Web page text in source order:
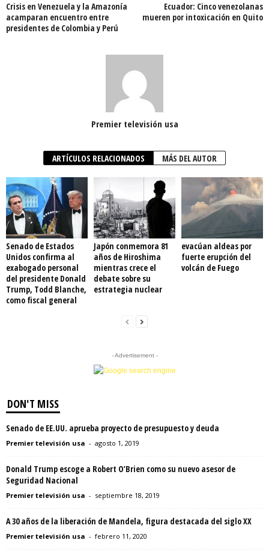
Crisis en Venezuela y la Amazonía
acamparan encuentro entre
presidentes de Colombia y Perú
Ecuador: Cinco venezolanas
mueren por intoxicación en Quito
Premier televisión usa
ARTÍCULOS RELACIONADOS MÁS DEL AUTOR
Senado de Estados
Unidos confirma al
exabogado personal
del presidente Donald
Trump, Todd Blanche,
como fiscal general
Japón conmemora 81
años de Hiroshima
mientras crece el
debate sobre su
estrategia nuclear
evacúan aldeas por
fuerte erupción del
volcán de Fuego
- Advertisement -
DON'T MISS
Senado de EE.UU. aprueba proyecto de presupuesto y deuda
Premier televisión usa - agosto 1, 2019
Donald Trump escoge a Robert O’Brien como su nuevo asesor de
Seguridad Nacional
Premier televisión usa - septiembre 18, 2019
A 30 años de la liberación de Mandela, figura destacada del siglo XX
Premier televisión usa - febrero 11, 2020